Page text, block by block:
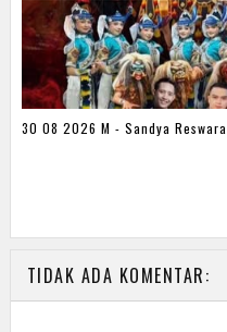
30 08 2026 M - Sandya Reswara
TIDAK ADA KOMENTAR: